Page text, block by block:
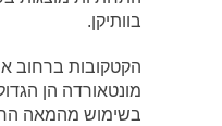
בוותיקן.
הקטקובות ברחוב
מונטאורדה הן
בשימוש מהמאה